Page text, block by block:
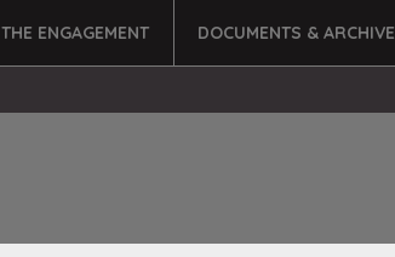
THE ENGAGEMENT DOCUMENTS & ARCHIVE